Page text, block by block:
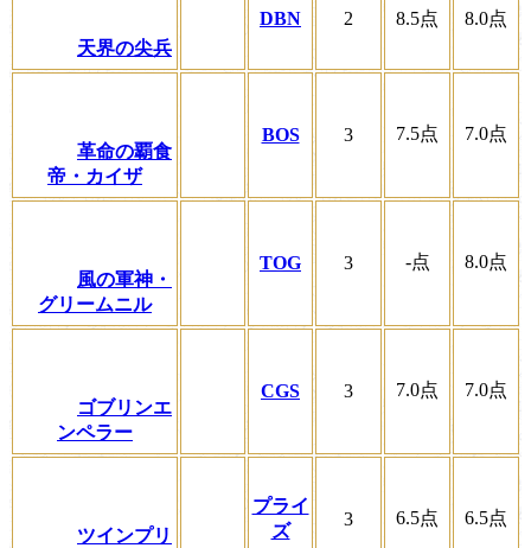
天界の尖兵
DBN 2 8.5点 8.0点
革命の覇食
帝・カイザ
BOS 3 7.5点 7.0点
風の軍神・
グリームニル
TOG 3 -点 8.0点
ゴブリンエ
ンペラー
CGS 3 7.0点 7.0点
ツインプリ
プライ
ズ
3 6.5点 6.5点